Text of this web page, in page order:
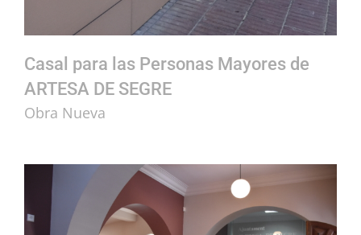
Casal para las Personas Mayores de
ARTESA DE SEGRE
Obra Nueva